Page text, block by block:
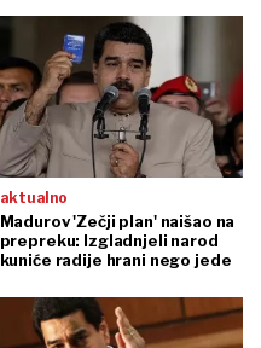
aktualno
Madurov 'Zečji plan' naišao na
prepreku: Izgladnjeli narod
kuniće radije hrani nego jede